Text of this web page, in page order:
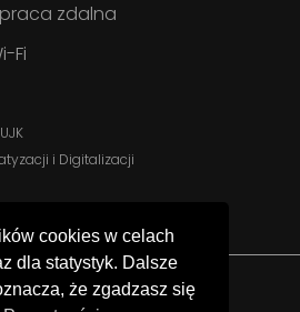
zdalna
Fi
i Digitalizacji
cookies w celach
dla statystyk. Dalsze
że zgadzasz się